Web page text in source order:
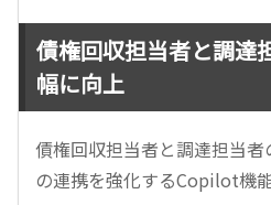
債権回収担当者と調達
幅に向上
債権回収担当者と調達担当
の連携を強化するCopilot機